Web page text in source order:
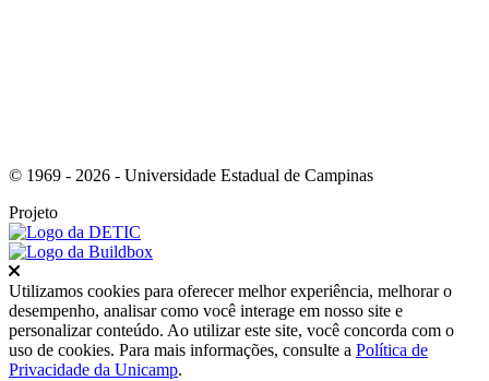
© 1969 - 2026 - Universidade Estadual de Campinas
Projeto
Fechar
Utilizamos cookies para oferecer melhor experiência, melhorar o
desempenho, analisar como você interage em nosso site e
personalizar conteúdo. Ao utilizar este site, você concorda com o
uso de cookies. Para mais informações, consulte a Política de
Privacidade da Unicamp.